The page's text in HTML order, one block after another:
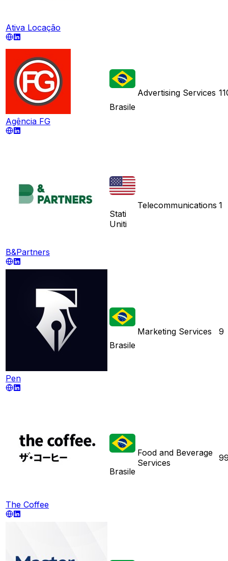
Ativa Locação
Agência FG
Brasile
Advertising Services
B&Partners
Stati
Uniti
Telecommunications 1
Pen
Brasile
Marketing Services 9
The Coffee
Brasile
Food and Beverage
Services